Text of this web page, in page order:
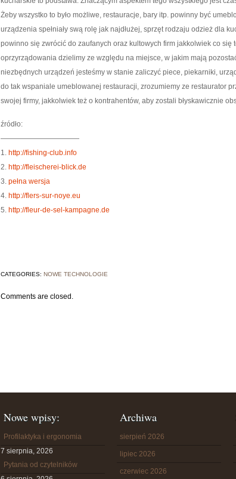
Żeby wszystko to było możliwe, restauracje, bary itp. powinny być
urządzenia spełniały swą rolę jak najdłużej, sprzęt rodzaju odzież dla
powinno się zwrócić do zaufanych oraz kultowych firm jakkolwiek co się
oprzyrządowania dzielimy ze względu na miejsce, w jakim mają
niezbędnych urządzeń jesteśmy w stanie zaliczyć piece, piekarniki,
do tak wspaniale umeblowanej restauracji, zrozumiemy ze restaurator
swojej firmy, jakkolwiek też o kontrahentów, aby zostali błyskawicznie
źródło:
———————————
1. http://fishing-club.info
2. http://fleischerei-blick.de
3. pełna wersja
4. http://flers-sur-noye.eu
5. http://fleur-de-sel-kampagne.de
CATEGORIES: NOWE TECHNOLOGIE
Comments are closed.
Nowe wpisy:
Profilaktyka i ergonomia
7 sierpnia, 2026
Pytania od czytelników
Archiwa
sierpień 2026
lipiec 2026
czerwiec 2026